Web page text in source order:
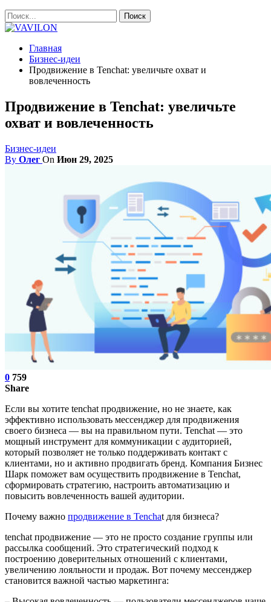
Главная
Бизнес-идеи
Продвижение в Tenchat: увеличьте охват и
вовлеченность
Продвижение в Tenchat: увеличьте
охват и вовлеченность
Бизнес-идеи
By Олег On Июн 29, 2025
0 759
Share
Если вы хотите tenchat продвижение, но не знаете, как
эффективно использовать мессенджер для продвижения
своего бизнеса — вы на правильном пути. Tenchat — это
мощный инструмент для коммуникации с аудиторией,
который позволяет не только поддерживать контакт с
клиентами, но и активно продвигать бренд. Компания Бизнес
Шарк поможет вам осуществить продвижение в Tenchat,
сформировать стратегию, настроить автоматизацию и
повысить вовлеченность вашей аудитории.
Почему важно продвижение в Tenchat для бизнеса?
tenchat продвижение — это не просто создание группы или
рассылка сообщений. Это стратегический подход к
построению доверительных отношений с клиентами,
увеличению лояльности и продаж. Вот почему мессенджер
становится важной частью маркетинга: